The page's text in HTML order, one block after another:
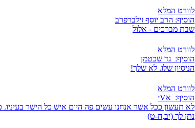
לוורט המלא
הוסיף: הרב יוסף זילברפרב
שבת מברכים - אלול
לוורט המלא
הוסיף: גד שכטמן
הניסיון שלו. לא שלך!
לוורט המלא
הוסיף: אVי
לא תעשון ככל אשר אנחנו עשים פה היום איש כל הישר
נתן לך (יב,ח-ט)